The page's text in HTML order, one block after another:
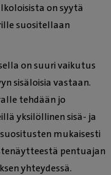
on syytä
suositellaan
on suuri vaikutus
sisäloisia vastaan.
tehdään jo
yksilöllinen sisä- ja
mukaisesti
pentuajan
yhteydessä.